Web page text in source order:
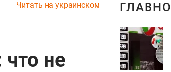
Читать на украинском
не